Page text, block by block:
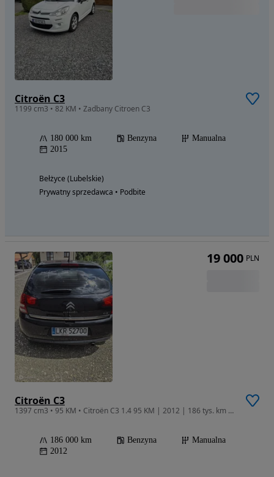
Citroën C3
1199 cm3 • 82 KM • Zadbany Citroen C3
180 000 km Benzyna
Manualna
2015
Bełżyce (Lubelskie)
Prywatny sprzedawca • Podbite
Citroën C3
1397 cm3 • 95 KM • Citroën C3 1.4 95 KM | 2012 | 186 tys. km | Panoramiczny dach | Tempomat | I właściciel w PL
186 000 km Benzyna
Manualna
2012
19 000 PLN